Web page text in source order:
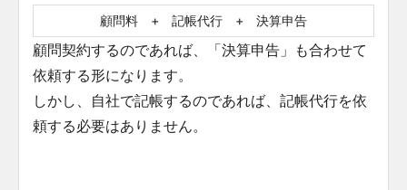
顧問料 + 記帳代行 + 決算申告
顧問契約するのであれば、「決算申告」も合わせて
依頼する形になります。
しかし、自社で記帳するのであれば、記帳代行を依
頼する必要はありません。